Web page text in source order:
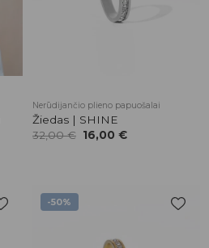
Nerūdijančio plieno papuošalai
Žiedas | SHINE
32,00€ Original
price
16,00€Current
-50%